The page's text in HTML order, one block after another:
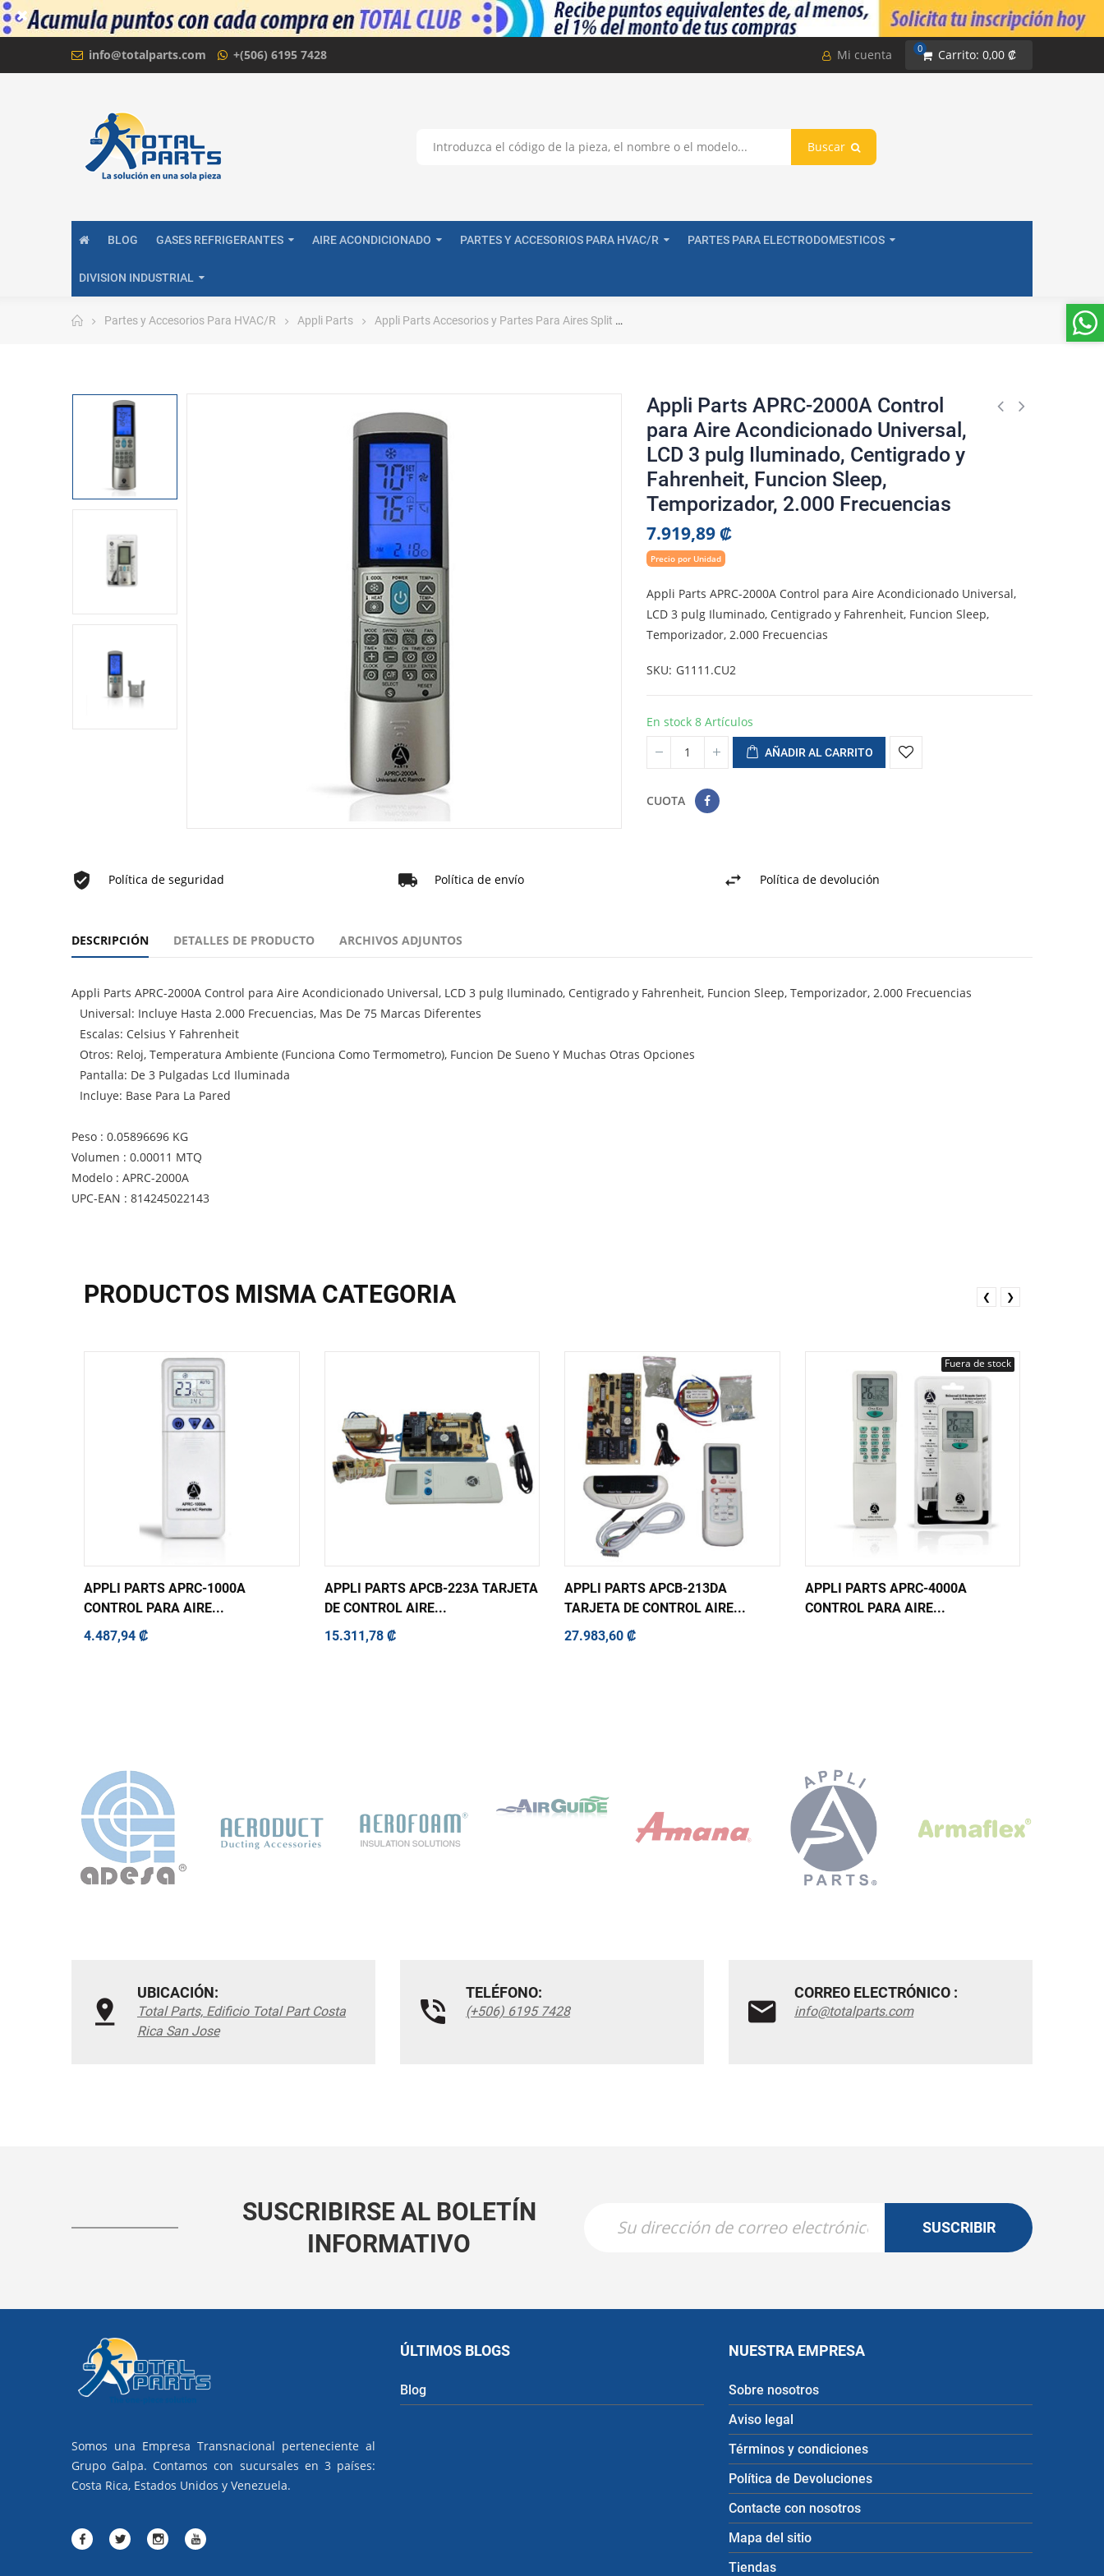
info@totalparts.com +(506) 6195 7428 Mi cuenta 0 Carrito: 0,00 ₡
Buscar
BLOG GASES REFRIGERANTES AIRE ACONDICIONADO PARTES Y ACCESORIOS PARA HVAC/R PARTES PARA ELECTRODOMESTICOS
DIVISION INDUSTRIAL
Partes y Accesorios Para HVAC/R Appli Parts Appli Parts Accesorios y Partes Para Aires Split Appli Parts APRC-2000A Control para Aire Acondicionado Universal, LCD 3 pulg
Appli Parts APRC-2000A Control
para Aire Acondicionado Universal,
LCD 3 pulg Iluminado, Centigrado y
Fahrenheit, Funcion Sleep,
Temporizador, 2.000 Frecuencias
7.919,89 ₡
Precio por Unidad
Appli Parts APRC-2000A Control para Aire Acondicionado Universal,
LCD 3 pulg Iluminado, Centigrado y Fahrenheit, Funcion Sleep,
Temporizador, 2.000 Frecuencias
SKU G1111.CU2
En stock 8 Artículos
AÑADIR AL CARRITO
CUOTA
Política de seguridad Política de envío Política de devolución
DESCRIPCIÓN DETALLES DE PRODUCTO ARCHIVOS ADJUNTOS
Appli Parts APRC-2000A Control para Aire Acondicionado Universal, LCD 3 pulg Iluminado, Centigrado y Fahrenheit, Funcion Sleep, Temporizador, 2.000 Frecuencias
Universal: Incluye Hasta 2.000 Frecuencias, Mas De 75 Marcas Diferentes
Escalas: Celsius Y Fahrenheit
Otros: Reloj, Temperatura Ambiente (Funciona Como Termometro), Funcion De Sueno Y Muchas Otras Opciones
Pantalla: De 3 Pulgadas Lcd Iluminada
Incluye: Base Para La Pared
Peso : 0.05896696 KG
Volumen : 0.00011 MTQ
Modelo : APRC-2000A
UPC-EAN : 814245022143
PRODUCTOS MISMA CATEGORIA
APPLI PARTS APRC-1000A
CONTROL PARA AIRE...
4.487,94 ₡
APPLI PARTS APCB-223A TARJETA
DE CONTROL AIRE...
15.311,78 ₡
APPLI PARTS APCB-213DA
TARJETA DE CONTROL AIRE...
27.983,60 ₡
Fuera de stock
APPLI PARTS APRC-4000A
CONTROL PARA AIRE...
❮ ❯
UBICACIÓN:
Total Parts, Edificio Total Part Costa
Rica San Jose
TELÉFONO:
(+506) 6195 7428
CORREO ELECTRÓNICO :
info@totalparts.com
SUSCRIBIRSE AL BOLETÍN
INFORMATIVO
SUSCRIBIR
Somos una Empresa Transnacional perteneciente al
Grupo Galpa. Contamos con sucursales en 3 países:
Costa Rica, Estados Unidos y Venezuela.
ÚLTIMOS BLOGS
Blog
NUESTRA EMPRESA
Sobre nosotros
Aviso legal
Términos y condiciones
Política de Devoluciones
Contacte con nosotros
Mapa del sitio
Tiendas